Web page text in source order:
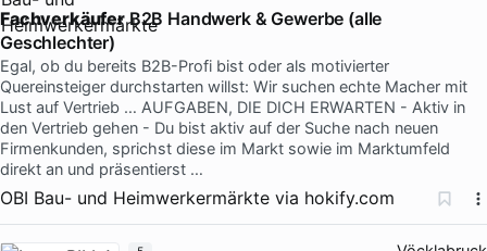
FachverkäuferB2B Handwerk & Gewerbe (alle
Geschlechter)
Egal, ob du bereits B2B-Profi bist oder als motivierter
Quereinsteiger durchstarten willst: Wir suchen echte Macher mit
Lust auf Vertrieb … AUFGABEN, DIE DICH ERWARTEN - Aktiv in
den Vertrieb gehen - Du bist aktiv auf der Suche nach neuen
Firmenkunden, sprichst diese im Markt sowie im Marktumfeld
direkt an und präsentierst …
OBI Bau- und Heimwerkermärkte via hokify.com